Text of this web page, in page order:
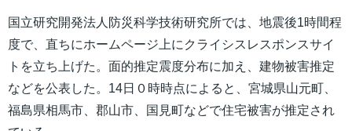
国立研究開発法人防災科学技術研究所では、地震後1時間程
度で、直ちにホームページ上にクライシスレスポンスサイ
トを立ち上げた。面的推定震度分布に加え、建物被害推定
などを公表した。14日０時時点によると、宮城県山元町、
福島県相馬市、郡山市、国見町などで住宅被害が推定され